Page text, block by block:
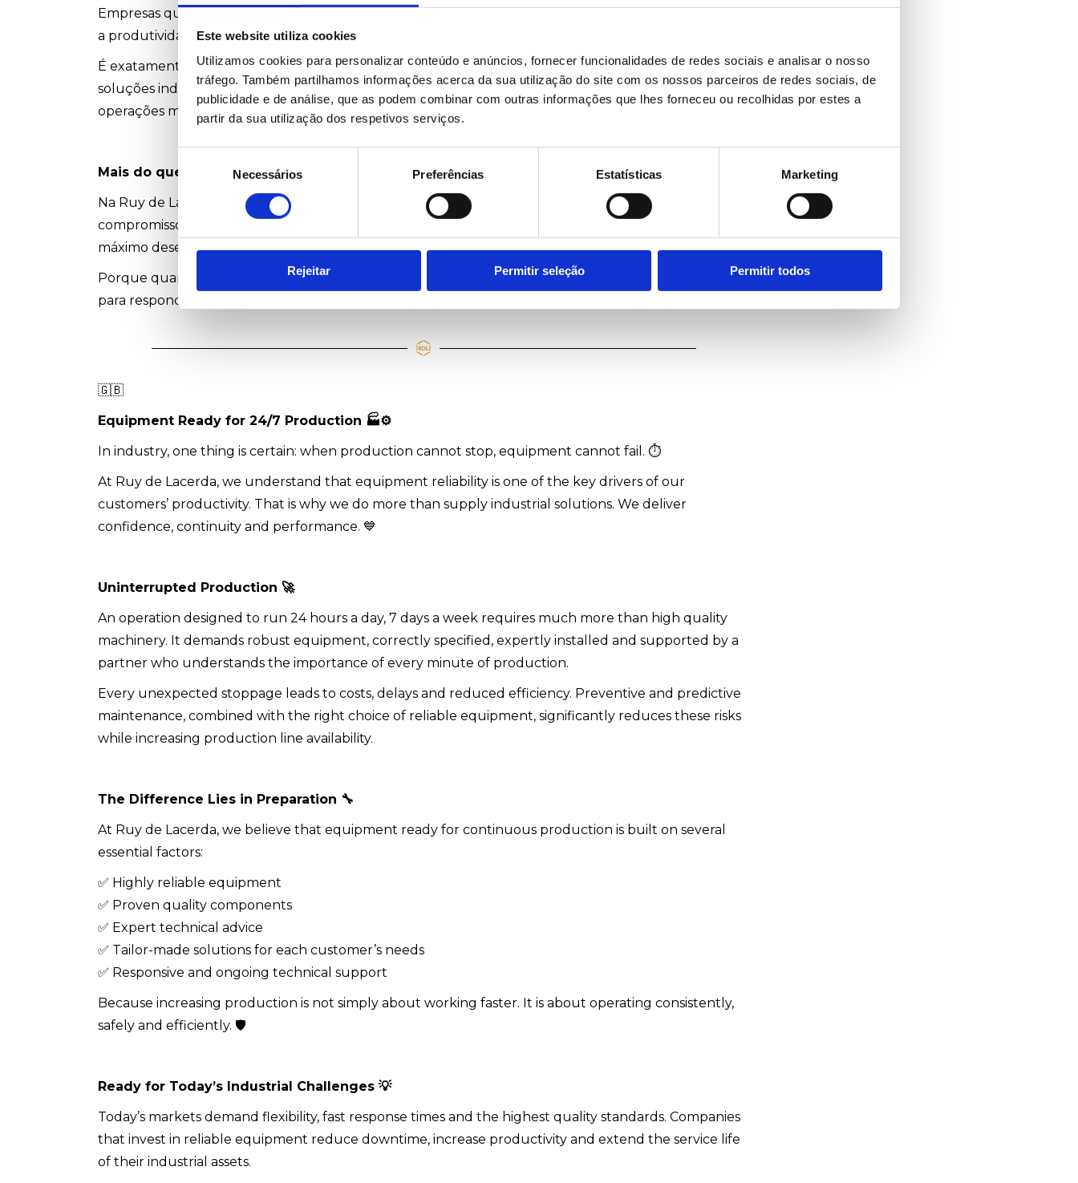
Este website utiliza cookies
Utilizamos cookies para personalizar conteúdo e anúncios, fornecer funcionalidades de redes sociais e analisar o nosso
tráfego. Também partilhamos informações acerca da sua utilização do site com os nossos parceiros de redes sociais, de
publicidade e de análise, que as podem combinar com outras informações que lhes forneceu ou recolhidas por estes a
partir da sua utilização dos respetivos serviços.
de
consentimento
Necessários Preferências Estatísticas Marketing
Rejeitar Permitir seleção Permitir todos
Empresas que investem em equipamentos fiáveis conseguem reduzir tempos de paragem, aumentar
a produtividade e prolongar a vida útil dos seus ativos industriais.
É exatamente essa visão que a Ruy de Lacerda leva diariamente aos seus clientes: disponibilizar
soluções industriais capazes de acompanhar ritmos de produção exigentes, contribuindo para
operações mais eficientes e competitivas.
Mais do que fornecer equipamentos, criamos confiança
Na Ruy de Lacerda, cada projeto é encarado como uma parceria de longo prazo. O nosso
compromisso é ajudar os clientes a manterem as suas linhas produtivas em funcionamento, com o
máximo desempenho e a máxima fiabilidade.
Porque quando a indústria trabalha 24 horas por dia, é essencial contar com um parceiro preparado
para responder à mesma exigência. ⚙️🌍
🇬🇧
Equipment Ready for 24/7 Production 🏭⚙
In industry, one thing is certain: when production cannot stop, equipment cannot fail. ⏱️
At Ruy de Lacerda, we understand that equipment reliability is one of the key drivers of our
customers’ productivity. That is why we do more than supply industrial solutions. We deliver
confidence, continuity and performance. 💙
Uninterrupted Production 🚀
An operation designed to run 24 hours a day, 7 days a week requires much more than high quality
machinery. It demands robust equipment, correctly specified, expertly installed and supported by a
partner who understands the importance of every minute of production.
Every unexpected stoppage leads to costs, delays and reduced efficiency. Preventive and predictive
maintenance, combined with the right choice of reliable equipment, significantly reduces these risks
while increasing production line availability.
The Difference Lies in Preparation 🔧
At Ruy de Lacerda, we believe that equipment ready for continuous production is built on several
essential factors:
✅ Highly reliable equipment
✅ Proven quality components
✅ Expert technical advice
✅ Tailor-made solutions for each customer’s needs
✅ Responsive and ongoing technical support
Because increasing production is not simply about working faster. It is about operating consistently,
safely and efficiently. 🛡️
Ready for Today’s Industrial Challenges 💡
Today’s markets demand flexibility, fast response times and the highest quality standards. Companies
that invest in reliable equipment reduce downtime, increase productivity and extend the service life
of their industrial assets.